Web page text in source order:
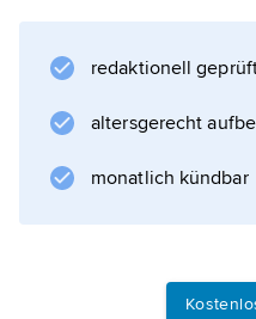
redaktionell
altersgerecht
monatlich kündbar